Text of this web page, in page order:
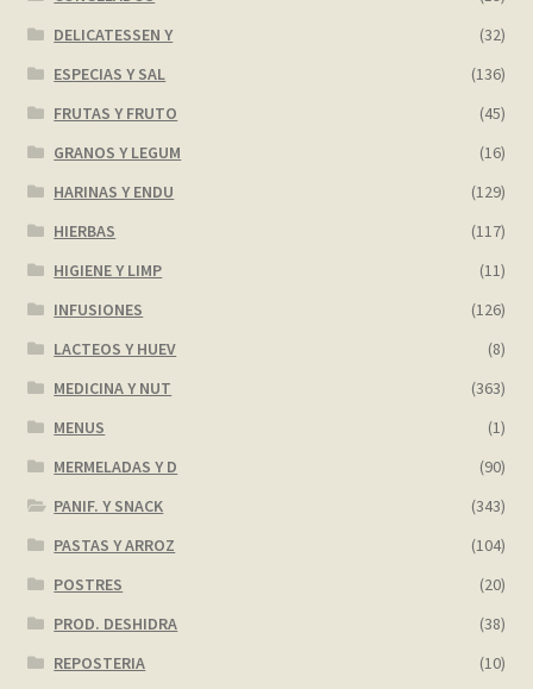
DELICATESSEN Y
(32)
ESPECIAS Y SAL
(136)
FRUTAS Y FRUTO
(45)
GRANOS Y LEGUM
(16)
HARINAS Y ENDU
(129)
HIERBAS
(117)
HIGIENE Y LIMP
(11)
INFUSIONES
(126)
LACTEOS Y HUEV
(8)
MEDICINA Y NUT
(363)
MENUS
(1)
MERMELADAS Y D
(90)
PANIF. Y SNACK
(343)
PASTAS Y ARROZ
(104)
POSTRES
(20)
PROD. DESHIDRA
(38)
REPOSTERIA
(10)